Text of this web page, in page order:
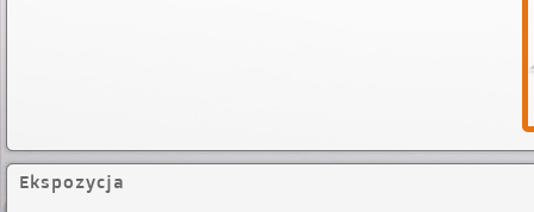
Ekspozycja